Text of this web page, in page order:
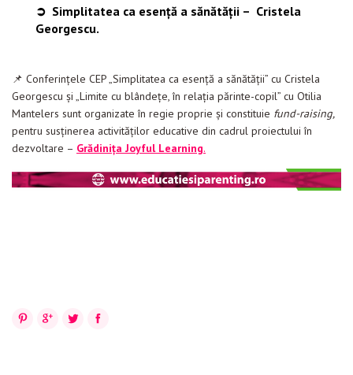
➲ Simplitatea ca esență a sănătății – Cristela
Georgescu.
📌 Conferințele CEP „Simplitatea ca esență a sănătății” cu Cristela
Georgescu și „Limite cu blândețe, în relația părinte-copil” cu Otilia
Mantelers sunt organizate în regie proprie și constituie fund-raising,
pentru susținerea activităților educative din cadrul proiectului în
dezvoltare – Grădinița Joyful Learning.
Facebook
Twitter
Google+
Pinterest